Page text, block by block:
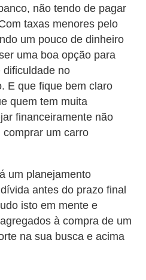
não tendo de pagar
taxas menores pelo
um pouco de dinheiro
uma boa opção para
dificuldade no
E que fique bem claro
quem tem muita
financeiramente não
um carro
um planejamento
antes do prazo final
isto em mente e
à compra de um
na sua busca e acima